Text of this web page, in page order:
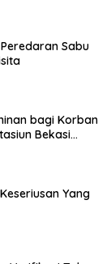
Sabu
bagi Korban
Bekasi
Yang